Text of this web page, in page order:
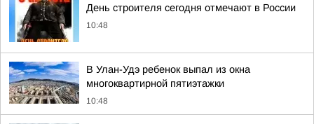
День строителя сегодня отмечают в России
10:48
В Улан-Удэ ребенок выпал из окна
многоквартирной пятиэтажки
10:48